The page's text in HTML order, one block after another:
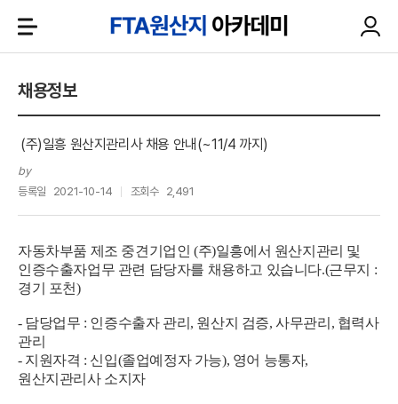
채용정보
(주)일흥 원산지관리사 채용 안내(~11/4 까지)
by
등록일
2021-10-14 조회수 2,491
자동차부품 제조 중견기업인 (주)일흥에서 원산지관리 및
인증수출자업무 관련 담당자를 채용하고 있습니다.(근무지 :
경기 포천)
- 담당업무 : 인증수출자 관리, 원산지 검증, 사무관리, 협력사
관리
- 지원자격 : 신입(졸업예정자 가능), 영어 능통자,
원산지관리사 소지자